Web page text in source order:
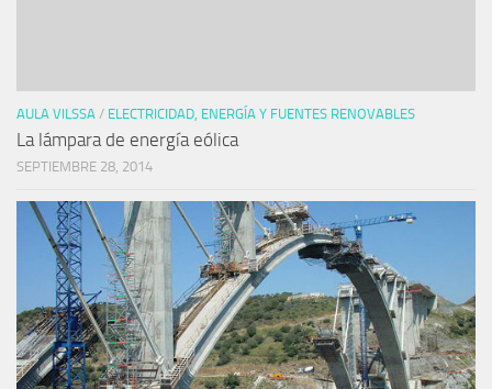
AULA VILSSA / ELECTRICIDAD, ENERGÍA Y FUENTES RENOVABLES
La lámpara de energía eólica
SEPTIEMBRE 28, 2014